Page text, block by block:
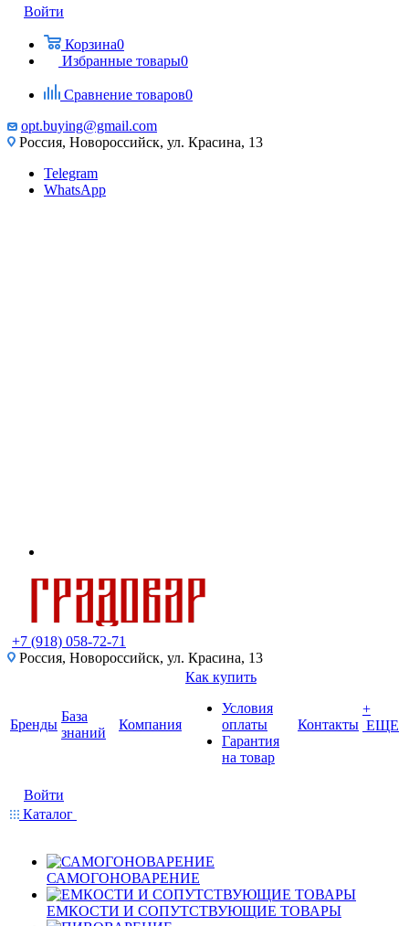
Войти
Корзина0
Избранные товары0
Сравнение товаров0
opt.buying@gmail.com
Россия, Новороссийск, ул. Красина, 13
Telegram
WhatsApp
+7 (918) 058-72-71
Россия, Новороссийск, ул. Красина, 13
Бренды
База
знаний
Компания
Как купить
Условия
оплаты
Гарантия
на товар
Контакты
+
ЕЩЕ
Войти
Каталог
САМОГОНОВАРЕНИЕ
ЕМКОСТИ И СОПУТСТВУЮЩИЕ ТОВАРЫ